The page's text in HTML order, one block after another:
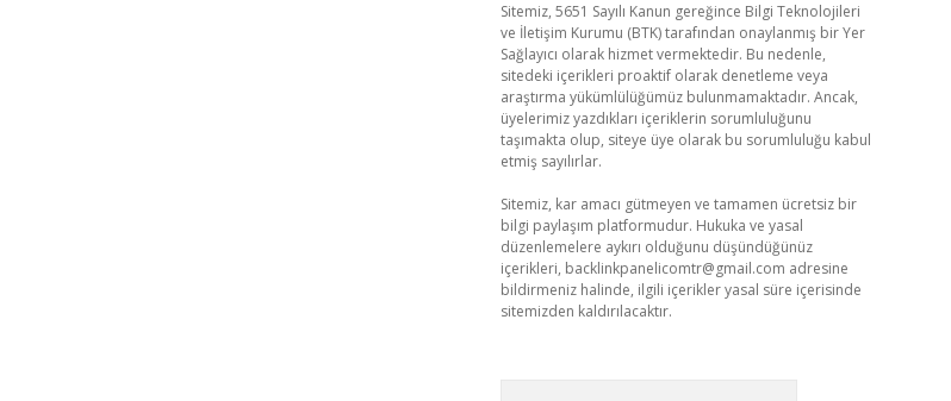
Sitemiz, 5651 Sayılı Kanun gereğince Bilgi Teknolojileri
ve İletişim Kurumu (BTK) tarafından onaylanmış bir Yer
Sağlayıcı olarak hizmet vermektedir. Bu nedenle,
sitedeki içerikleri proaktif olarak denetleme veya
araştırma yükümlülüğümüz bulunmamaktadır. Ancak,
üyelerimiz yazdıkları içeriklerin sorumluluğunu
taşımakta olup, siteye üye olarak bu sorumluluğu kabul
etmiş sayılırlar.
Sitemiz, kar amacı gütmeyen ve tamamen ücretsiz bir
bilgi paylaşım platformudur. Hukuka ve yasal
düzenlemelere aykırı olduğunu düşündüğünüz
içerikleri, backlinkpanelicomtr@gmail.com adresine
bildirmeniz halinde, ilgili içerikler yasal süre içerisinde
sitemizden kaldırılacaktır.